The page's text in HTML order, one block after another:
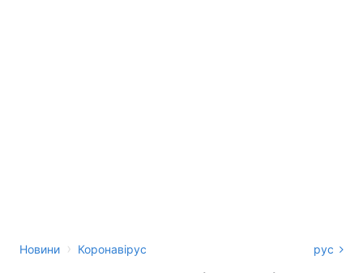
Новини › Коронавірус рус